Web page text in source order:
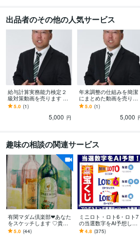
出品者のその他の人気サービス
給与計算実務能力検定２
級対策動画を売ります 元
給与担当者がまとめた分
かりやすい内容です
5.0 (1)
5,000 円
年末調整の仕組みを簡潔
にまとめた動画を売りま
す 元給与担当者がまとめ
た分かりやすい内容です
5.0 (1)
5,000
趣味の相談の関連サービス
有閑マダム倶楽部❤あなた
をスケッチします ♡貴方
はロケット♡エネルギー
の発射基地♡NATSUKO♡
5.0 (44)
ミニロト・ロト6・ロト7
の当選数字をAI予想しま
す プログラミング言語Pyt
honで当選数字をAIにて5
4.8 (375)